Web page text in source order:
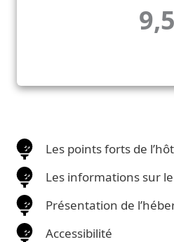
9,5
Les points forts de
Les informations sur
Présentation de
Accessibilité